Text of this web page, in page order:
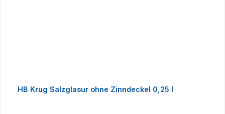
HB Krug Salzglasur ohne Zinndeckel 0,25 l